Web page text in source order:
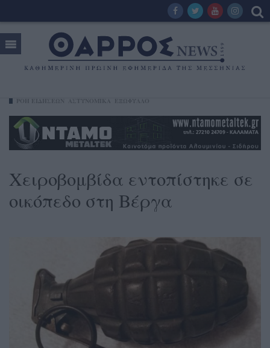
Χειροβομβίδα εντοπίστηκε σε
οικόπεδο στη Βέργα